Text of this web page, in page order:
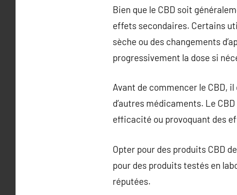
Bien que le CBD soit
effets secondaires. Certains
sèche ou des changements
progressivement la dose si
Avant de commencer le CBD,
d’autres médicaments. Le
efficacité ou provoquant des
Opter pour des produits CBD
pour des produits testés en
réputées.